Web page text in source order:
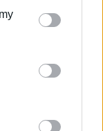
one or more
information
consent to
data for